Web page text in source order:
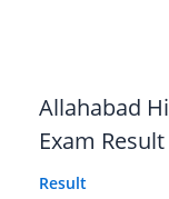
Allahabad
Exam
Result